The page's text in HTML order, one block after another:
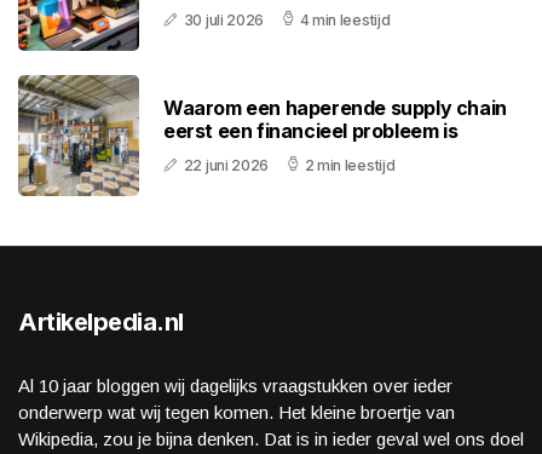
30 juli 2026 4 min leestijd
Waarom een haperende supply chain
eerst een financieel probleem is
22 juni 2026 2 min leestijd
Artikelpedia.nl
Al 10 jaar bloggen wij dagelijks vraagstukken over ieder
onderwerp wat wij tegen komen. Het kleine broertje van
Wikipedia, zou je bijna denken. Dat is in ieder geval wel ons doel